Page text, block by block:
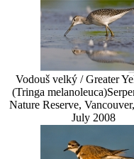
Vodouš velký / Greater
(Tringa melanoleuca)
Nature Reserve,
July 2008